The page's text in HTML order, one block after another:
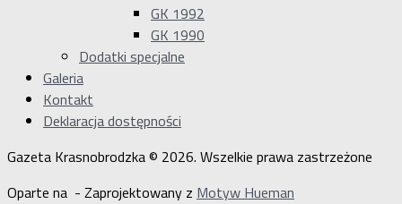
GK 1992
GK 1990
Dodatki specjalne
Galeria
Kontakt
Deklaracja dostępności
Gazeta Krasnobrodzka © 2026. Wszelkie prawa zastrzeżone
Oparte na - Zaprojektowany z Motyw Hueman